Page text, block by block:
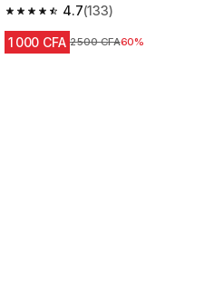
4.7
4.7 out of 5 stars from 133 reviews
(133)
1 000 CFA Prix avant réduction
2 500 CFA60%